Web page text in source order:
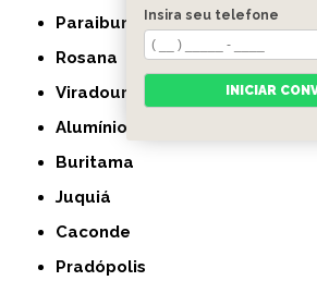
Paraibuna
Rosana
Viradouro
Alumínio
Buritama
Juquiá
Caconde
Pradópolis
Insira seu telefone
INICIAR